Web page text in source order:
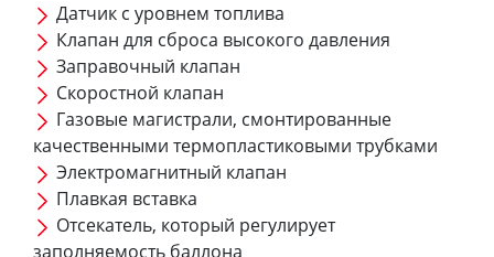
Датчик с уровнем топлива
Клапан для сброса высокого давления
Заправочный клапан
Скоростной клапан
Газовые магистрали, смонтированные
качественными термопластиковыми трубками
Электромагнитный клапан
Плавкая вставка
Отсекатель, который регулирует
заполняемость баллона